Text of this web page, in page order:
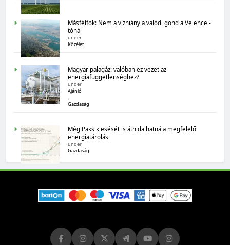
MAGYARORSZÁG SZÁMOKBAN
Magyarország számokban: biogazdálkodás
Másfélfok: Nem a vízhiány a valódi gond a Velencei-
tónál
under
Közélet
Magyar palagáz: valóban ez vezet az
energiafüggetlenséghez?
under
Ajánló
,
Gazdaság
Még Paks kiesését is áthidalhatná a megfelelő
energiatárolás
under
Gazdaság